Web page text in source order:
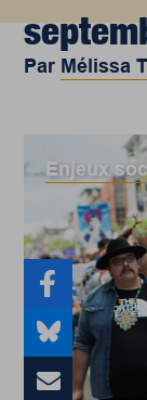
Par Mélissa
Enjeux